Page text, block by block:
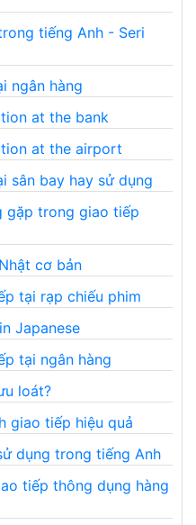
tiếng Anh - Seri
ngân hàng
at the bank
at the airport
sân bay hay sử dụng
gặp trong giao tiếp
cơ bản
tại rạp chiếu phim
Japanese
tại ngân hàng
loát?
giao tiếp hiệu quả
dụng trong tiếng Anh
tiếp thông dụng hàng